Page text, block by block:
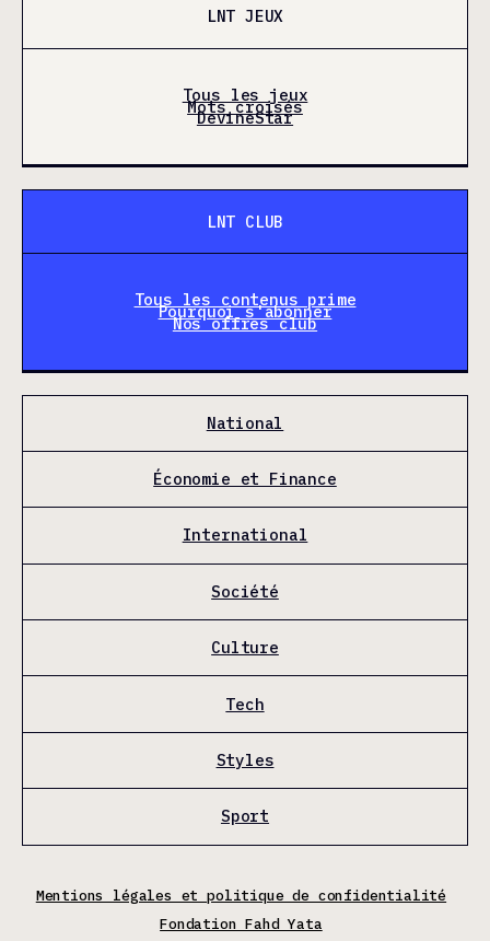
LNT JEUX
Tous les jeux
Mots croisés
DevineStar
LNT CLUB
Tous les contenus prime
Pourquoi s'abonner
Nos offres club
National
Économie et Finance
International
Société
Culture
Tech
Styles
Sport
Mentions légales et politique de confidentialité
Fondation Fahd Yata